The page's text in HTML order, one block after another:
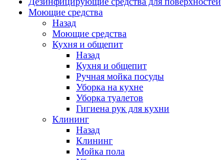
Моющие средства
Назад
Моющие средства
Кухня и общепит
Назад
Кухня и общепит
Ручная мойка посуды
Уборка на кухне
Уборка туалетов
Гигиена рук для кухни
Клининг
Назад
Клининг
Мойка пола